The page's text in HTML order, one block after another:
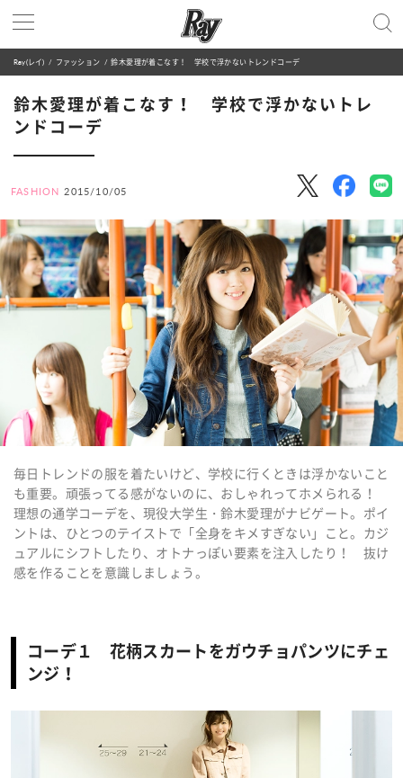
Ray(レイ) ファッション 鈴木愛理が着こなす！ 学校で浮かないトレンドコーデ
鈴木愛理が着こなす！ 学校で浮かないトレ
ンドコーデ
FASHION 2015/10/05
毎日トレンドの服を着たいけど、学校に行くときは浮かないこと
も重要。頑張ってる感がないのに、おしゃれってホメられる！
理想の通学コーデを、現役大学生・鈴木愛理がナビゲート。ポイ
ントは、ひとつのテイストで「全身をキメすぎない」こと。カジ
ュアルにシフトしたり、オトナっぽい要素を注入したり！ 抜け
感を作ることを意識しましょう。
コーデ１ 花柄スカートをガウチョパンツにチェ
ンジ！